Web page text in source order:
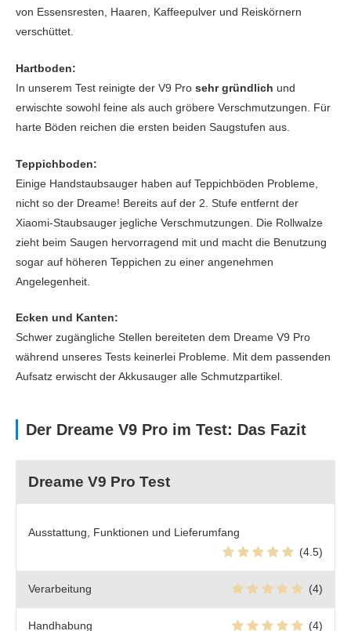
von Essensresten, Haaren, Kaffeepulver und Reiskörnern
verschüttet.
Hartboden:
In unserem Test reinigte der V9 Pro sehr gründlich und
erwischte sowohl feine als auch gröbere Verschmutzungen. Für
harte Böden reichen die ersten beiden Saugstufen aus.
Teppichboden:
Einige Handstaubsauger haben auf Teppichböden Probleme,
nicht so der Dreame! Bereits auf der 2. Stufe entfernt der
Xiaomi-Staubsauger jegliche Verschmutzungen. Die Rollwalze
zieht beim Saugen hervorragend mit und macht die Benutzung
sogar auf höheren Teppichen zu einer angenehmen
Angelegenheit.
Ecken und Kanten:
Schwer zugängliche Stellen bereiteten dem Dreame V9 Pro
während unseres Tests keinerlei Probleme. Mit dem passenden
Aufsatz erwischt der Akkusauger alle Schmutzpartikel.
Der Dreame V9 Pro im Test: Das Fazit
Dreame V9 Pro Test
Ausstattung, Funktionen und Lieferumfang
(4.5)
Verarbeitung (4)
Handhabung (4)